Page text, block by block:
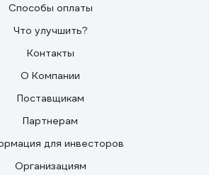
Способы оплаты
Что улучшить?
Контакты
О Компании
Поставщикам
Партнерам
для инвесторов
Организациям